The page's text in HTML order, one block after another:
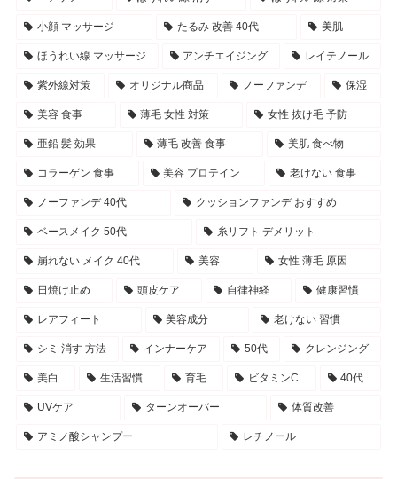
小顔 マッサージ たるみ 改善 40代 美肌
ほうれい線 マッサージ アンチエイジング レイテノール
紫外線対策 オリジナル商品 ノーファンデ 保湿
美容 食事 薄毛 女性 対策 女性 抜け毛 予防
亜鉛 髪 効果 薄毛 改善 食事 美肌 食べ物
コラーゲン 食事 美容 プロテイン 老けない 食事
ノーファンデ 40代 クッションファンデ おすすめ
ベースメイク 50代 糸リフト デメリット
崩れない メイク 40代 美容 女性 薄毛 原因
日焼け止め 頭皮ケア 自律神経 健康習慣
レアフィート 美容成分 老けない 習慣
シミ 消す 方法 インナーケア 50代 クレンジング
美白 生活習慣 育毛 ビタミンC 40代
UVケア ターンオーバー 体質改善
アミノ酸シャンプー レチノール